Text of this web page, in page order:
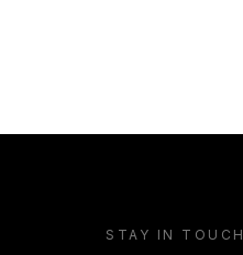
STAY IN TOUCH